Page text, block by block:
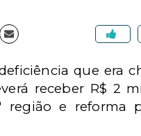
que era
receber R$ 2
e reforma